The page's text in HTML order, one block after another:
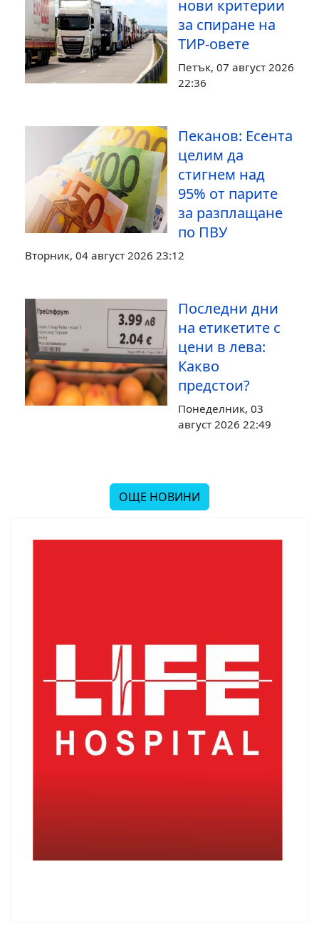
нови критерии
за спиране на
ТИР-овете
Петък, 07 август 2026
22:36
Пеканов: Есента
целим да
стигнем над
95% от парите
за разплащане
по ПВУ
Вторник, 04 август 2026 23:12
Последни дни
на етикетите с
цени в лева:
Какво
предстои?
Понеделник, 03
август 2026 22:49
ОЩЕ НОВИНИ